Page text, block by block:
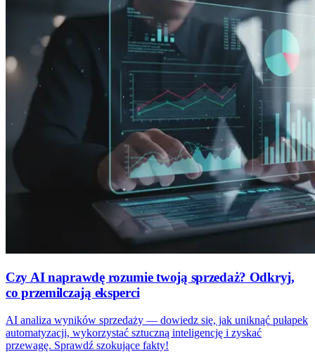
Czy AI naprawdę rozumie twoją sprzedaż? Odkryj,
co przemilczają eksperci
AI analiza wyników sprzedaży — dowiedz się, jak uniknąć pułapek
automatyzacji, wykorzystać sztuczną inteligencję i zyskać
przewagę. Sprawdź szokujące fakty!